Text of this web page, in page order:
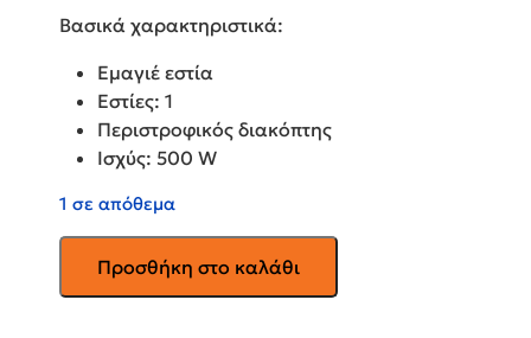
Βασικά χαρακτηριστικά:
Εμαγιέ εστία
Εστίες: 1
Περιστροφικός διακόπτης
Ισχύς: 500 W
1 σε απόθεμα
Ηλεκτρική
Προσθήκη στο καλάθι